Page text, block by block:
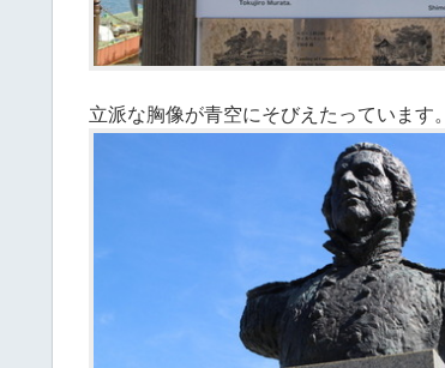
立派な胸像が青空にそびえたっています。